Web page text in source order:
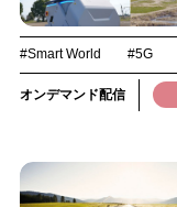
#Smart World #5G
オンデマンド配信